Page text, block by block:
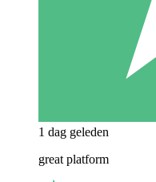
1 dag geleden
great platform